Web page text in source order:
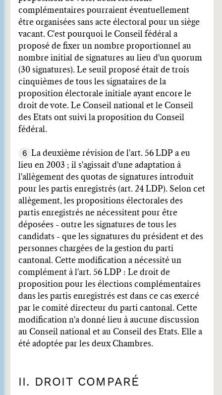
complémentaires pourraient éventuellement
être organisées sans acte électoral pour un siège
vacant. C'est pourquoi le Conseil fédéral a
proposé de fixer un nombre proportionnel au
nombre initial de signatures au lieu d'un quorum
(30 signatures). Le seuil proposé était de trois
cinquièmes de tous les signataires de la
proposition électorale initiale ayant encore le
droit de vote. Le Conseil national et le Conseil
des Etats ont suivi la proposition du Conseil
fédéral.
6
La deuxième révision de l'art. 56 LDP a eu
lieu en 2003 ; il s'agissait d'une adaptation à
l'allègement des quotas de signatures introduit
pour les partis enregistrés (art. 24 LDP). Selon cet
allègement, les propositions électorales des
partis enregistrés ne nécessitent pour être
déposées - outre les signatures de tous les
candidats - que les signatures du président et des
personnes chargées de la gestion du parti
cantonal. Cette modification a nécessité un
complément à l'art. 56 LDP : Le droit de
proposition pour les élections complémentaires
dans les partis enregistrés est dans ce cas exercé
par le comité directeur du parti cantonal. Cette
modification n'a donné lieu à aucune discussion
au Conseil national et au Conseil des Etats. Elle a
été adoptée par les deux Chambres.
II. DROIT COMPARÉ